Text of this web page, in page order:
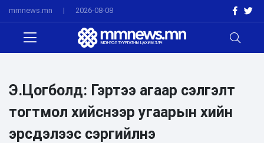
mmnews.mn | 2026-08-08
Э.Цогболд: Гэртээ агаар сэлгэлт
тогтмол хийснээр угаарын хийн
эрсдэлээс сэргийлнэ